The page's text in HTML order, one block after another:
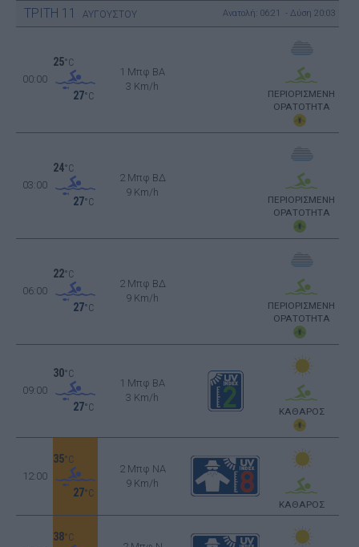
ΤΡΙΤΗ 11 ΑΥΓΟΥΣΤΟΥ Ανατολή: 06:21 - Δύση 20:03
00:00
25°C
27°C
1 Μπφ BA
3 Km/h
ΠΕΡΙΟΡΙΣΜΕΝΗ
ΟΡΑΤΟΤΗΤΑ
03:00
24°C
27°C
2 Μπφ ΒΔ
9 Km/h
ΠΕΡΙΟΡΙΣΜΕΝΗ
ΟΡΑΤΟΤΗΤΑ
06:00
22°C
27°C
2 Μπφ ΒΔ
9 Km/h
ΠΕΡΙΟΡΙΣΜΕΝΗ
ΟΡΑΤΟΤΗΤΑ
09:00
30°C
27°C
1 Μπφ BA
3 Km/h
ΚΑΘΑΡΟΣ
12:00
35°C
27°C
2 Μπφ NA
9 Km/h
ΚΑΘΑΡΟΣ
38°C